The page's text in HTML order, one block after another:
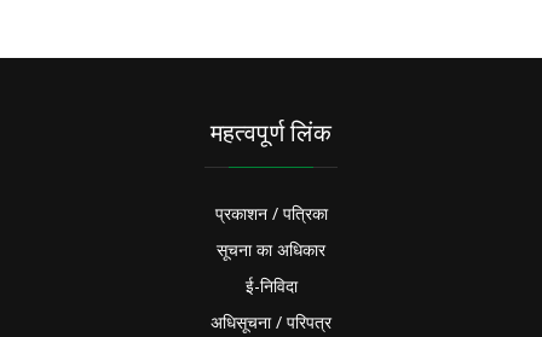
महत्वपूर्ण लिंक
प्रकाशन / पत्रिका
सूचना का अधिकार
ई-निविदा
अधिसूचना / परिपत्र